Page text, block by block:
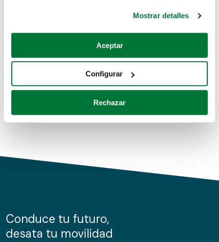
Si lo permite, también quisiéramos:
Recopilar información sobre su ubicación geográfica
Identificar su dispositivo analizándolo activamente
para buscar características específicas (huellas
Obtenga más información sobre cómo se procesan sus
de cookies.
información sobre el uso que haga del sitio web con
nuestros partners de redes sociales, publicidad y análisis
Mostrar detalles
Aceptar
Configurar
Rechazar
Coches de segunda mano
Coches de km0
Conduce tu futuro,
desata tu movilidad